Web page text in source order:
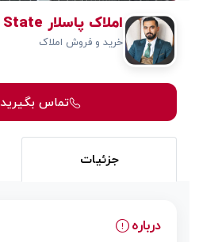
املاک پاسلار Paslar Reale State
خرید و فروش املاک
تماس بگیرید
جزئیات
درباره